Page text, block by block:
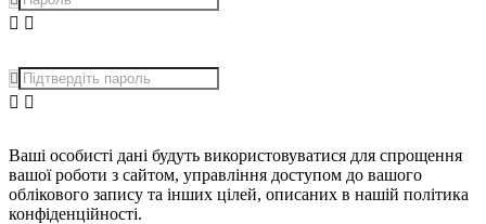
Ваші особисті дані будуть використовуватися для спрощення
вашої роботи з сайтом, управління доступом до вашого
облікового запису та інших цілей, описаних в нашій політика
конфіденційності.